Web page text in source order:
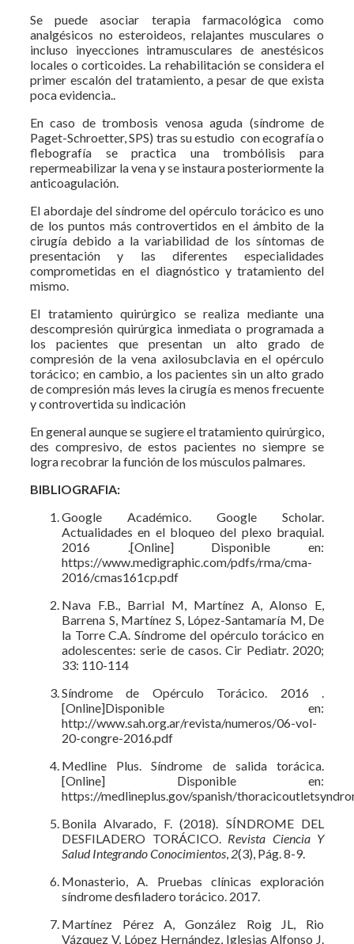
Se puede asociar terapia farmacológica como
analgésicos no esteroideos, relajantes musculares o
incluso inyecciones intramusculares de anestésicos
locales o corticoides. La rehabilitación se considera el
primer escalón del tratamiento, a pesar de que exista
poca evidencia..
En caso de trombosis venosa aguda (síndrome de
Paget-Schroetter, SPS) tras su estudio con ecografía o
flebografía se practica una trombólisis para
repermeabilizar la vena y se instaura posteriormente la
anticoagulación.
El abordaje del síndrome del opérculo torácico es uno
de los puntos más controvertidos en el ámbito de la
cirugía debido a la variabilidad de los síntomas de
presentación y las diferentes especialidades
comprometidas en el diagnóstico y tratamiento del
mismo.
El tratamiento quirúrgico se realiza mediante una
descompresión quirúrgica inmediata o programada a
los pacientes que presentan un alto grado de
compresión de la vena axilosubclavia en el opérculo
torácico; en cambio, a los pacientes sin un alto grado
de compresión más leves la cirugía es menos frecuente
y controvertida su indicación
En general aunque se sugiere el tratamiento quirúrgico,
des compresivo, de estos pacientes no siempre se
logra recobrar la función de los músculos palmares.
BIBLIOGRAFIA:
Google Académico. Google Scholar.
Actualidades en el bloqueo del plexo braquial.
2016 .[Online] Disponible en:
https://www.medigraphic.com/pdfs/rma/cma-
2016/cmas161cp.pdf
Nava F.B., Barrial M, Martínez A, Alonso E,
Barrena S, Martínez S, López-Santamaría M, De
la Torre C.A. Síndrome del opérculo torácico en
adolescentes: serie de casos. Cir Pediatr. 2020;
33: 110-114
Síndrome de Opérculo Torácico. 2016 .
[Online]Disponible en:
http://www.sah.org.ar/revista/numeros/06-vol-
20-congre-2016.pdf
Medline Plus. Síndrome de salida torácica.
[Online] Disponible en:
https://medlineplus.gov/spanish/
Bonila Alvarado, F. (2018). SÍNDROME DEL
DESFILADERO TORÁCICO. Revista Ciencia Y
Salud Integrando Conocimientos 2(3), Pág. 8-9.
Monasterio, A. Pruebas clínicas exploración
síndrome desfiladero torácico. 2017.
Martínez Pérez A, González Roig JL, Rio
Vázquez V, López Hernández, Iglesias Alfonso J.